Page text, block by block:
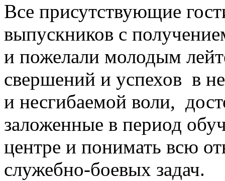
Все присутствующие
выпускников с
и пожелали молодым
свершений и успехов в
и несгибаемой воли,
заложенные в период
центре и понимать всю
служебно-боевых задач.